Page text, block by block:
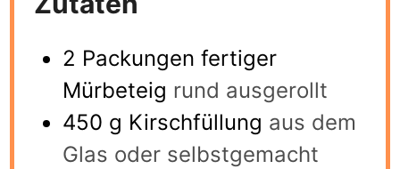
2 Packungen fertiger
Mürbeteig rund ausgerollt
450 g Kirschfüllung aus dem
Glas oder selbstgemacht